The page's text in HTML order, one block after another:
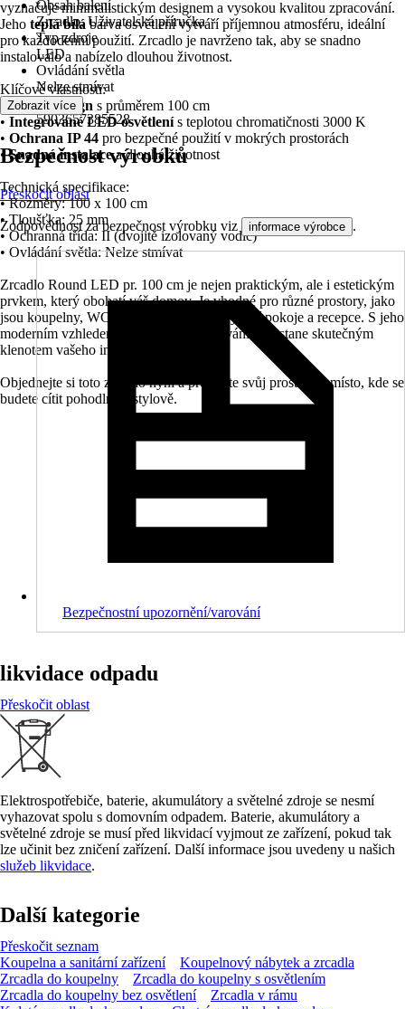
Obsah balení
Zrcadlo, Uživatelská příručka
Typ zdroje
LED
Ovládání světla
Nelze stmívat
EAN
5903657385528
vyznačuje minimalistickým designem a vysokou kvalitou zpracování.
Jeho teplá bílá barva osvětlení vytváří příjemnou atmosféru, ideální
pro každodenní použití. Zrcadlo je navrženo tak, aby se snadno
instalovalo a nabízelo dlouhou životnost.
Klíčové vlastnosti:
•Kulatý design s průměrem 100 cm
• Integrované LED osvětlenís teplotou chromatičnosti 3000 K
• Ochrana IP 44 pro bezpečné použití v mokrých prostorách
•Snadná instalacea dlouhá životnost
Technická specifikace:
• Rozměry: 100 x 100 cm
• Tloušťka: 25 mm
• Ochranná třída: II (dvojitě izolovaný vodič)
• Ovládání světla: Nelze stmívat
Zrcadlo Round LED pr. 100 cm je nejen praktickým, ale i estetickým
prvkem, který obohatí váš domov. Je vhodné pro různé prostory, jako
jsou koupelny, WC, hotelové pokoje, obývací pokoje a recepce. S jeho
moderním vzhledem a kvalitním zpracováním se stane skutečným
klenotem vašeho interiéru.
Objednejte si toto zrcadlo nyní a přetvořte svůj prostor na místo, kde se
budete cítit pohodlně a stylově.
Zobrazit více
Bezpečnost výrobků
Přeskočit oblast
Zodpovědnost za bezpečnost výrobku viz informace výrobce .
Bezpečnostní upozornění/varování
likvidace odpadu
Přeskočit oblast
Elektrospotřebiče, baterie, akumulátory a světelné zdroje se nesmí
vyhazovat spolu s domovním odpadem. Baterie, akumulátory a
světelné zdroje se musí před likvidací vyjmout ze zařízení, pokud tak
lze učinit bez zničení zařízení. Další informace jsou uvedeny u našich
služeb likvidace.
Další kategorie
Přeskočit seznam
Koupelna a sanitární zařízení
Koupelnový nábytek a zrcadla
Zrcadla do koupelny
Zrcadla do koupelny s osvětlením
Zrcadla do koupelny bez osvětlení
Zrcadla v rámu